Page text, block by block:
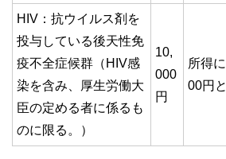
HIV：抗ウイルス剤を
投与している後天性免
疫不全症候群（HIV感
染を含み、厚生労働大
臣の定める者に係るも
のに限る。）
10,
000
円
所得
00円